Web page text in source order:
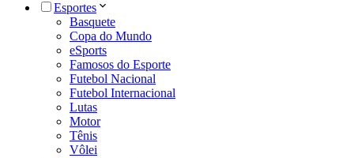
Esportes
Basquete
Copa do Mundo
eSports
Famosos do Esporte
Futebol Nacional
Futebol Internacional
Lutas
Motor
Tênis
Vôlei